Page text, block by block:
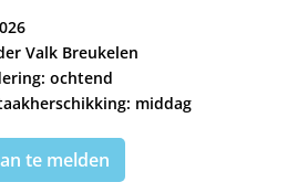
Valk Breukelen
ochtend
middag
te melden